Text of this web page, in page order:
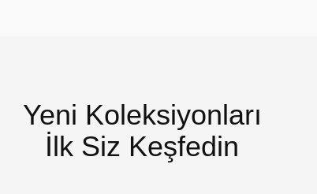
Yeni Koleksiyonları
İlk Siz Keşfedin